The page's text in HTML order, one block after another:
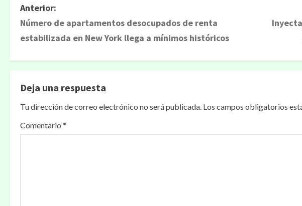
N
a
g
a
c
Anterior:
Número de apartamentos desocupados de renta
estabilizada en New York llega a mínimos históricos
Deja una respuesta
Tu dirección de correo electrónico no será publicada. Los campos obligatorios
Comentario *